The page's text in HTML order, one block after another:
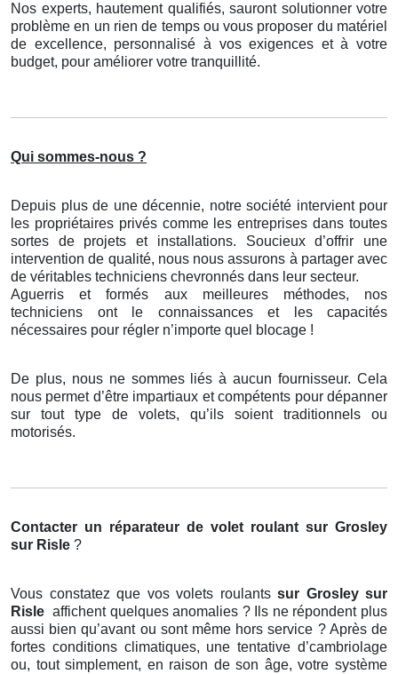
Nos experts, hautement qualifiés, sauront solutionner votre
problème en un rien de temps ou vous proposer du matériel
de excellence, personnalisé à vos exigences et à votre
budget, pour améliorer votre tranquillité.
Qui sommes-nous ?
Depuis plus de une décennie, notre société intervient pour
les propriétaires privés comme les entreprises dans toutes
sortes de projets et installations. Soucieux d’offrir une
intervention de qualité, nous nous assurons à partager avec
de véritables techniciens chevronnés dans leur secteur.
Aguerris et formés aux meilleures méthodes, nos
techniciens ont le connaissances et les capacités
nécessaires pour régler n’importe quel blocage !
De plus, nous ne sommes liés à aucun fournisseur. Cela
nous permet d’être impartiaux et compétents pour dépanner
sur tout type de volets, qu’ils soient traditionnels ou
motorisés.
Contacter un réparateur de volet roulant sur Grosley
sur Risle ?
Vous constatez que vos volets roulants sur Grosley sur
Risle affichent quelques anomalies ? Ils ne répondent plus
aussi bien qu’avant ou sont même hors service ? Après de
fortes conditions climatiques, une tentative d’cambriolage
ou, tout simplement, en raison de son âge, votre système